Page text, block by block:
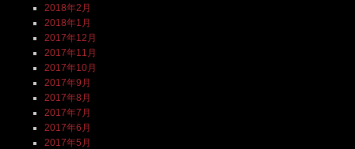
2018年2月
2018年1月
2017年12月
2017年11月
2017年10月
2017年9月
2017年8月
2017年7月
2017年6月
2017年5月